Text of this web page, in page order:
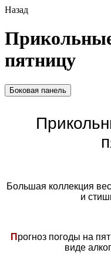
Назад
пятницу
Боковая панель
Большая коллекция
и
П рогноз погоды на
виде